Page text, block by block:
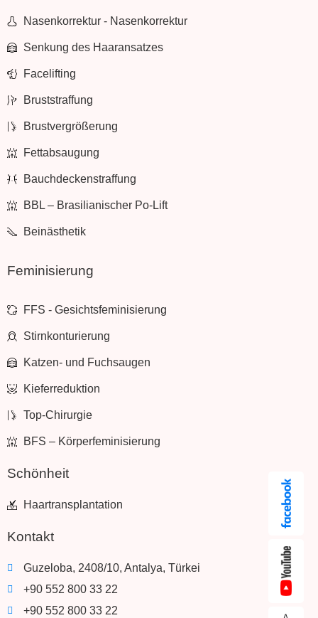
Nasenkorrektur - Nasenkorrektur
Senkung des Haaransatzes
Facelifting
Bruststraffung
Brustvergrößerung
Fettabsaugung
Bauchdeckenstraffung
BBL – Brasilianischer Po-Lift
Beinästhetik
Feminisierung
FFS - Gesichtsfeminisierung
Stirnkonturierung
Katzen- und Fuchsaugen
Kieferreduktion
Top-Chirurgie
BFS – Körperfeminisierung
Schönheit
Haartransplantation
Kontakt
Guzeloba, 2408/10, Antalya, Türkei
+90 552 800 33 22
+90 552 800 33 22